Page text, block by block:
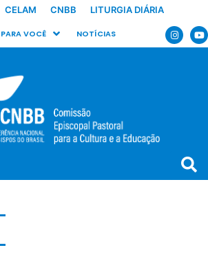
CELAM CNBB LITURGIA DIÁRIA
PARA VOCÊ NOTÍCIAS